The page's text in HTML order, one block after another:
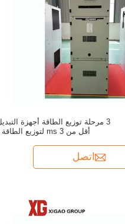
3 مرحلة توزيع الطاقة أجهزة
أقل من 3 ms لتوزيع الطاقة بسلاسة
اتصل